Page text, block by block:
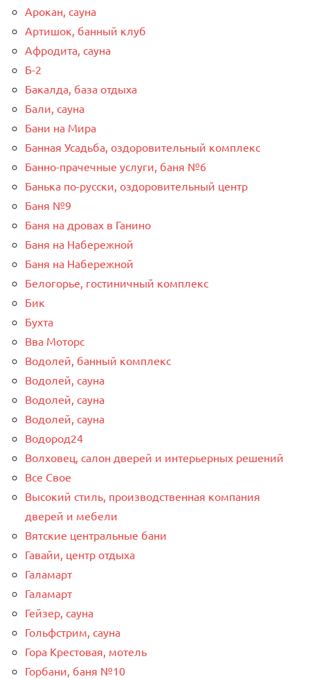
Арокан, сауна
Артишок, банный клуб
Афродита, сауна
Б-2
Бакалда, база отдыха
Бали, сауна
Бани на Мира
Банная Усадьба, оздоровительный комплекс
Банно-прачечные услуги, баня №6
Банька по-русски, оздоровительный центр
Баня №9
Баня на дровах в Ганино
Баня на Набережной
Баня на Набережной
Белогорье, гостиничный комплекс
Бик
Бухта
Вва Моторс
Водолей, банный комплекс
Водолей, сауна
Водолей, сауна
Водолей, сауна
Водород24
Волховец, салон дверей и интерьерных решений
Все Свое
Высокий стиль, производственная компания
дверей и мебели
Вятские центральные бани
Гавайи, центр отдыха
Галамарт
Галамарт
Гейзер, сауна
Гольфстрим, сауна
Гора Крестовая, мотель
Горбани, баня №10